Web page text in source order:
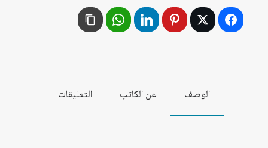
تحولات
العنف
الوصف عن الكاتب التعليقات